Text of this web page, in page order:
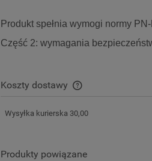
Produkt spełnia wymogi normy
Część 2: wymagania
Koszty dostawy
Cena nie zawiera
Wysyłka kurierska 30,00
Produkty powiązane